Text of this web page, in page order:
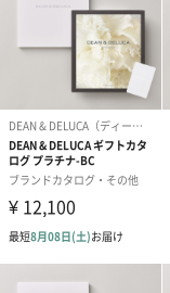
"選ぶたのしみ"は
カードタイプなので
す。
豊富なこだわりの